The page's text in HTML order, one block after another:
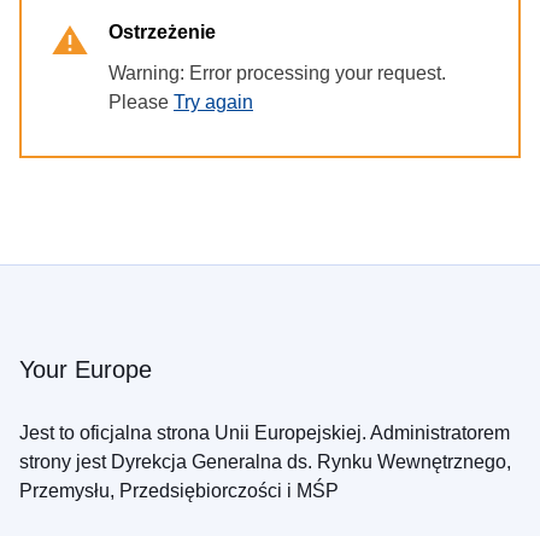
Ostrzeżenie
Warning: Error processing your request.
Please Try again
Your Europe
Jest to oficjalna strona Unii Europejskiej. Administratorem
strony jest Dyrekcja Generalna ds. Rynku Wewnętrznego,
Przemysłu, Przedsiębiorczości i MŚP